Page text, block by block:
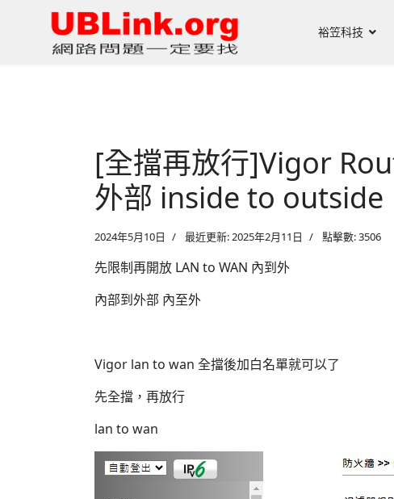
裕笠科技
[全擋再放行]Vigor
外部 inside to outside
2024年5月10日 最近更新: 2025年2月11日 點擊數: 3506
先限制再開放 LAN to WAN 內到外
內部到外部 內至外
Vigor lan to wan 全擋後加白名單就可以了
先全擋，再放行
lan to wan